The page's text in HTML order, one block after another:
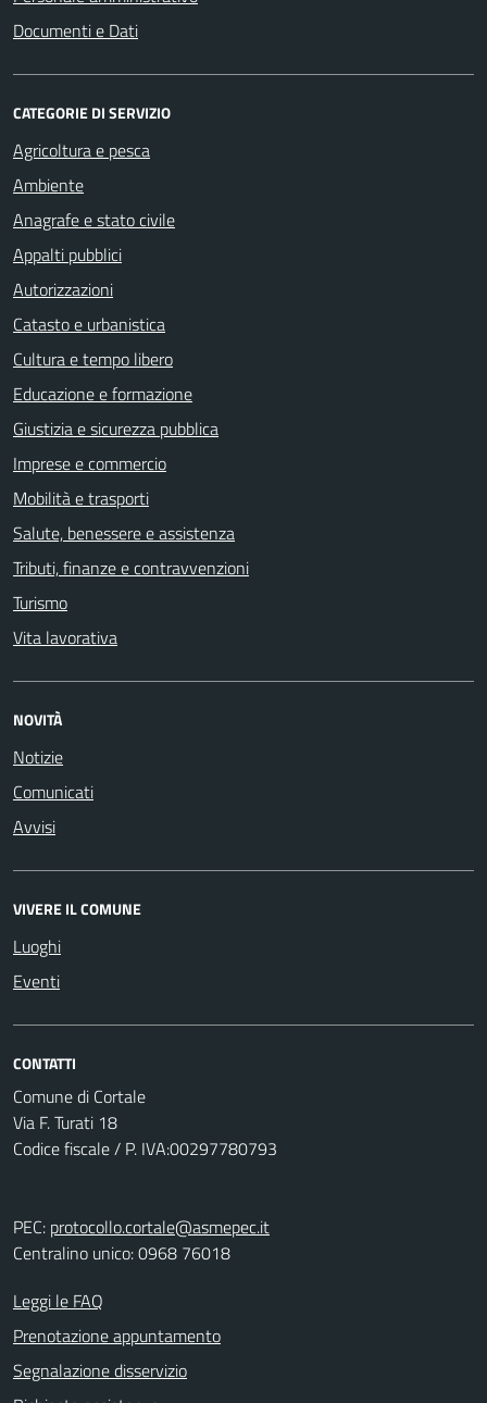
Documenti e Dati
CATEGORIE DI SERVIZIO
Agricoltura e pesca
Ambiente
Anagrafe e stato civile
Appalti pubblici
Autorizzazioni
Catasto e urbanistica
Cultura e tempo libero
Educazione e formazione
Giustizia e sicurezza pubblica
Imprese e commercio
Mobilità e trasporti
Salute, benessere e assistenza
Tributi, finanze e contravvenzioni
Turismo
Vita lavorativa
NOVITÀ
Notizie
Comunicati
Avvisi
VIVERE IL COMUNE
Luoghi
Eventi
CONTATTI
Comune di Cortale
Via F. Turati 18
Codice fiscale / P. IVA:00297780793
PEC: protocollo.cortale@asmepec.it
Centralino unico: 0968 76018
Leggi le FAQ
Prenotazione appuntamento
Segnalazione disservizio